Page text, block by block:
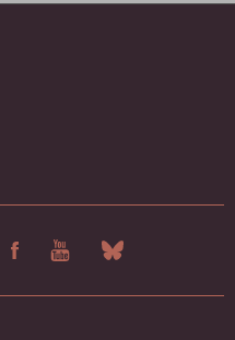
FACEBOOKYOUTUBEBLUESKY